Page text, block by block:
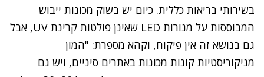
בשירותי בריאות כללית. כיום יש בשוק מכונות ייבוש
המבוססות על מנורות LED שאינן פולטות קרינת UV, אבל
גם בנושא זה אין פיקוח, וקהא מספרת: "המון
מניקוריסטיות קונות מכונות באתרים סיניים, ויש גם